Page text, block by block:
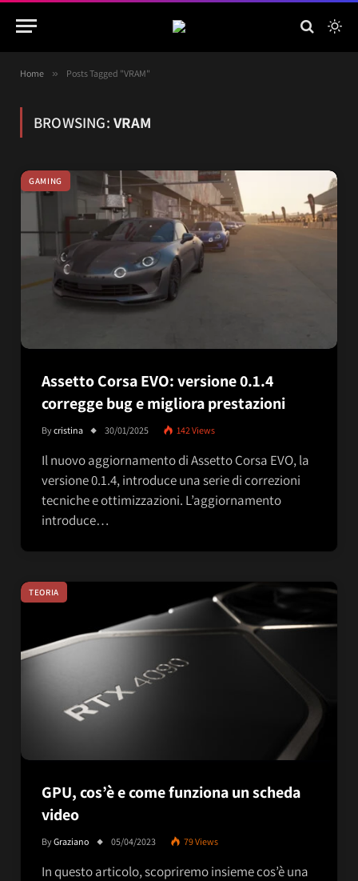
Home » Posts Tagged "VRAM"
BROWSING: VRAM
GAMING
Assetto Corsa EVO: versione 0.1.4
corregge bug e migliora prestazioni
Bycristina 30/01/2025 142 Views
Il nuovo aggiornamento di Assetto Corsa EVO, la
versione 0.1.4, introduce una serie di correzioni
tecniche e ottimizzazioni. L’aggiornamento
introduce…
TEORIA
GPU, cos’è e come funziona un scheda
video
ByGraziano 05/04/2023 79Views
In questo articolo, scopriremo insieme cos’è una